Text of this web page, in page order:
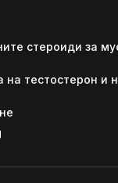
стероиди за
на тестостерон и